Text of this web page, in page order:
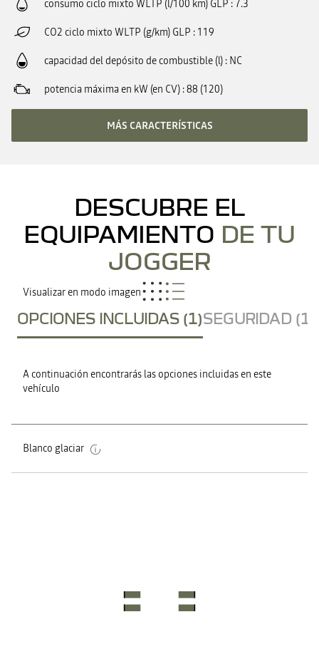
consumo ciclo mixto WLTP (l/100 km) GLP 7.3
CO2 ciclo mixto WLTP (g/km) GLP 119
capacidad del depósito de combustible (l) NC
potencia máxima en kW (en CV) 88 (120)
MÁS CARACTERÍSTICAS
DESCUBRE EL
EQUIPAMIENTO DE TU
JOGGER
Visualizar en modo imagen
OPCIONES INCLUIDAS (1)SEGURIDAD
A continuación encontrarás las opciones incluidas en este
vehículo
Blanco glaciar